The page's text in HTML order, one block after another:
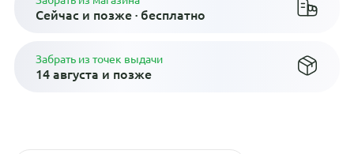
Сейчас и позже · бесплатно
Забрать из точек выдачи
14 августа и позже